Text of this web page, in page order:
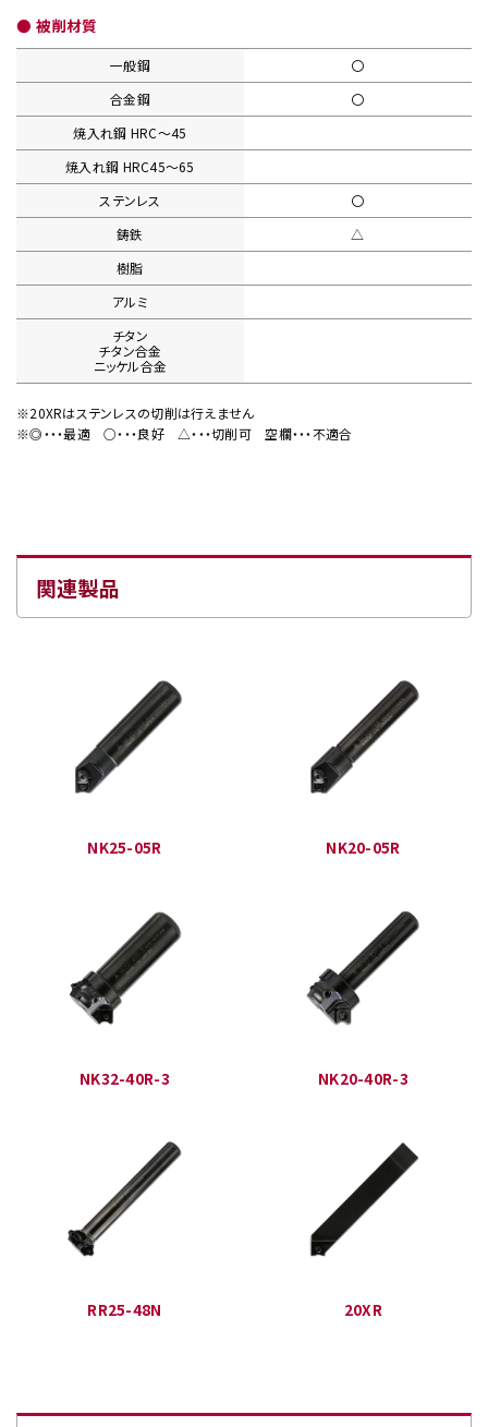
● 被削材質
一般鋼
〇
合金鋼
〇
焼入れ鋼 HRC〜45
焼入れ鋼 HRC45〜65
ステンレス
〇
鋳鉄
△
樹脂
アルミ
チタン
チタン合金
ニッケル合金
※20XRはステンレスの切削は行えません
※◎・・・最適○・・・良好△・・・切削可 空欄・・・不適合
関連製品
NK25-05R NK20-05R
NK32-40R-3 NK20-40R-3
RR25-48N 20XR